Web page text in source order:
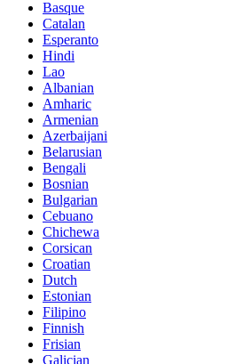
Basque
Catalan
Esperanto
Hindi
Lao
Albanian
Amharic
Armenian
Azerbaijani
Belarusian
Bengali
Bosnian
Bulgarian
Cebuano
Chichewa
Corsican
Croatian
Dutch
Estonian
Filipino
Finnish
Frisian
Galician